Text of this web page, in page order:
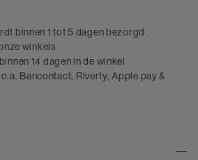
binnen 1 tot 5 dagen bezorgd
winkels
14 dagen in de winkel
Bancontact, Riverty, Apple pay &